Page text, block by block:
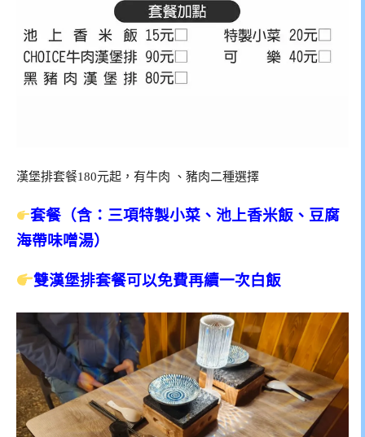
漢堡排套餐180元起，有牛肉 、豬肉二種選擇
套餐（含：三項特製小菜、池上香米飯、豆腐
海帶味噌湯）
雙漢堡排套餐可以免費再續一次白飯